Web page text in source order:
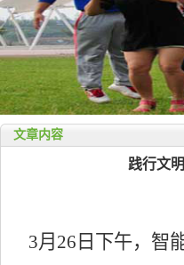
文章内容
践行文
3月26日下午，智